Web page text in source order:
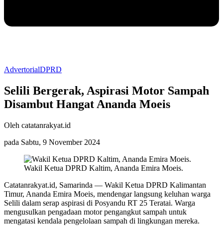
AdvertorialDPRD
Selili Bergerak, Aspirasi Motor Sampah
Disambut Hangat Ananda Moeis
Oleh catatanrakyat.id
pada Sabtu, 9 November 2024
Wakil Ketua DPRD Kaltim, Ananda Emira Moeis.
Catatanrakyat.id, Samarinda — Wakil Ketua DPRD Kalimantan
Timur, Ananda Emira Moeis, mendengar langsung keluhan warga
Selili dalam serap aspirasi di Posyandu RT 25 Teratai. Warga
mengusulkan pengadaan motor pengangkut sampah untuk
mengatasi kendala pengelolaan sampah di lingkungan mereka.